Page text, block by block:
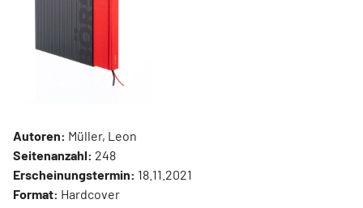
Autoren: Müller, Leon
Seitenanzahl: 248
Erscheinungstermin: 18.11.2021
Format: Hardcover